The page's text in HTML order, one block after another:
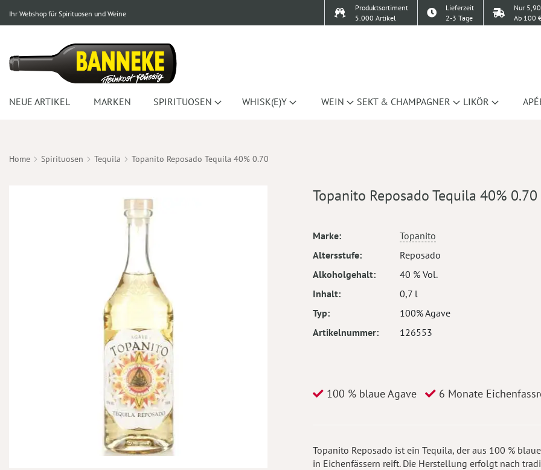
Ihr Webshop für Spirituosen und Weine
Produktsortiment
5.000 Artikel
Lieferzeit
2-3 Tage
Nur
Ab 100
NEUE ARTIKEL MARKEN SPIRITUOSEN WHISK(E)Y WEIN SEKT & CHAMPAGNER LIKÖR
Home Spirituosen Tequila Topanito Reposado Tequila 40% 0.70
Topanito Reposado Tequila 40% 0.70
Mehr
Marke
Topanito
Altersstufe
Reposado
Alkoholgehalt
40 % Vol.
Inhalt
0,7 l
Typ
100% Agave
Artikelnummer
126553
100 % blaue Agave 6 Monate
Topanito Reposado ist ein Tequila, der aus 100 %
in Eichenfässern reift. Die Herstellung erfolgt nach